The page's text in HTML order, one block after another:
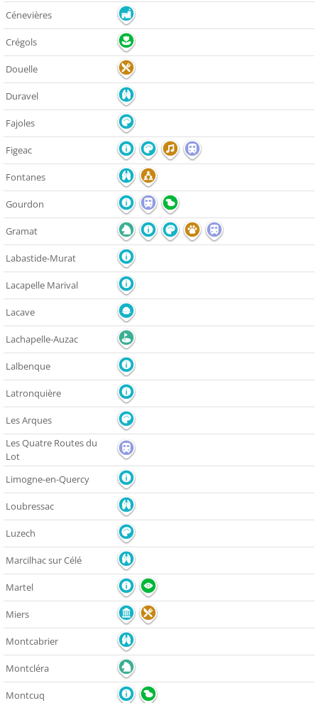
Cénevières
Crégols
Douelle
Duravel
Fajoles
Figeac
Fontanes
Gourdon
Gramat
Labastide-Murat
Lacapelle Marival
Lacave
Lachapelle-Auzac
Lalbenque
Latronquière
Les Arques
Les Quatre Routes du
Lot
Limogne-en-Quercy
Loubressac
Luzech
Marcilhac sur Célé
Martel
Miers
Montcabrier
Montcléra
Montcuq